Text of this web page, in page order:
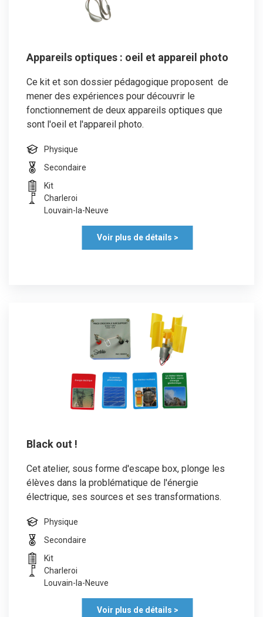
Appareils optiques : oeil et appareil photo
Ce kit et son dossier pédagogique proposent de
mener des expériences pour découvrir le
fonctionnement de deux appareils optiques que
sont l'oeil et l'appareil photo.
Physique
Secondaire
Kit
Charleroi
Louvain-la-Neuve
Voir plus de détails >
Black out !
Cet atelier, sous forme d'escape box, plonge les
élèves dans la problématique de l'énergie
électrique, ses sources et ses transformations.
Physique
Secondaire
Kit
Charleroi
Louvain-la-Neuve
Voir plus de détails >